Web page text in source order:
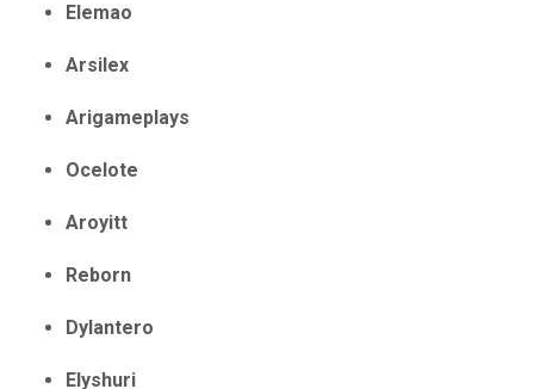
Elemao
Arsilex
Arigameplays
Ocelote
Aroyitt
Reborn
Dylantero
Elyshuri